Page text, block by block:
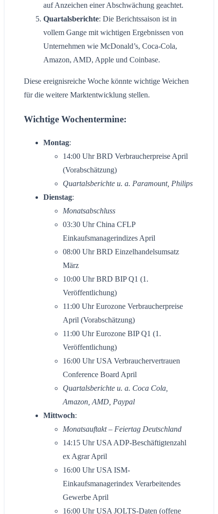
auf Anzeichen einer Abschwächung geachtet.
Quartalsberichte: Die Berichtssaison ist in
vollem Gange mit wichtigen Ergebnissen von
Unternehmen wie McDonald’s, Coca-Cola,
Amazon, AMD, Apple und Coinbase.
Diese ereignisreiche Woche könnte wichtige Weichen
für die weitere Marktentwicklung stellen.
Wichtige Wochentermine:
Montag:
14:00 Uhr BRD Verbraucherpreise April
(Vorabschätzung)
Quartalsberichte u. a. Paramount, Philips
Dienstag:
Monatsabschluss
03:30 Uhr China CFLP
Einkaufsmanagerindizes April
08:00 Uhr BRD Einzelhandelsumsatz
März
10:00 Uhr BRD BIP Q1 (1.
Veröffentlichung)
11:00 Uhr Eurozone Verbraucherpreise
April (Vorabschätzung)
11:00 Uhr Eurozone BIP Q1 (1.
Veröffentlichung)
16:00 Uhr USA Verbrauchervertrauen
Conference Board April
Quartalsberichte u. a. Coca Cola,
Amazon, AMD, Paypal
Mittwoch:
Monatsauftakt – Feiertag Deutschland
14:15 Uhr USA ADP-Beschäftigtenzahl
ex Agrar April
16:00 Uhr USA ISM-
Einkaufsmanagerindex Verarbeitendes
Gewerbe April
16:00 Uhr USA JOLTS-Daten (offene